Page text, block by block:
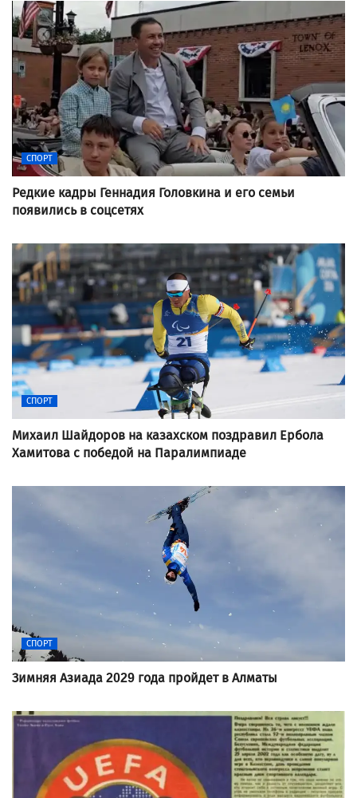
СПОРТ
Редкие кадры Геннадия Головкина и его семьи
появились в соцсетях
СПОРТ
Михаил Шайдоров на казахском поздравил Ербола
Хамитова с победой на Паралимпиаде
СПОРТ
Зимняя Азиада 2029 года пройдет в Алматы